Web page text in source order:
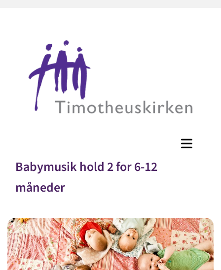
Babymusik hold 2 for 6-12
måneder